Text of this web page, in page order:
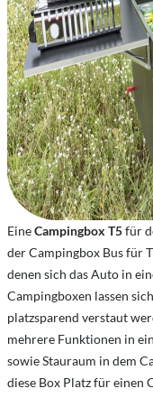
EineCampingbox T5für
der Campingbox Bus für
denen sich das Auto in
Campingboxen lassen
platzsparend verstaut
mehrere Funktionen in
sowie Stauraum in dem
diese Box Platz für einen